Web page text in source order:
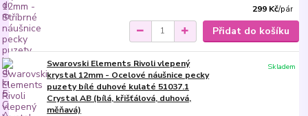
299 Kč/pár
Přidat do košíku
Swarovski Elements Rivoli vlepený
krystal 12mm - Ocelové náušnice pecky
puzety bílé duhové kulaté 51037.1
Crystal AB (bílá, křišťálová, duhová,
měňavá)
Skladem